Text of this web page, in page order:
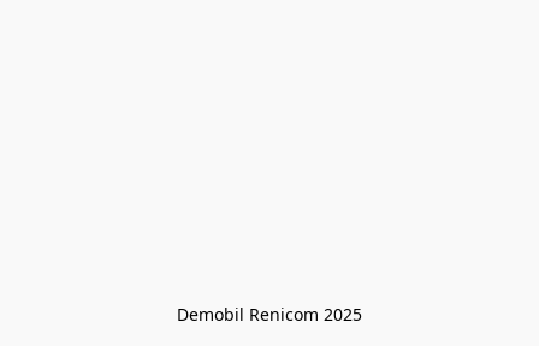
Demobil Renicom 2025